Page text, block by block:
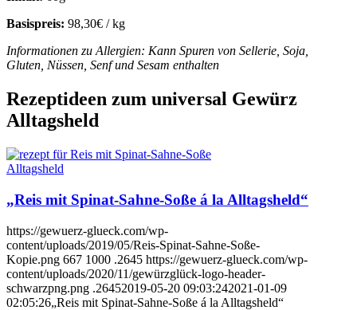
Basispreis: 98,30€ / kg
Informationen zu Allergien: Kann Spuren von Sellerie, Soja,
Gluten, Nüssen, Senf und Sesam enthalten
Rezeptideen zum universal Gewürz
Alltagsheld
Alltagsheld
„Reis mit Spinat-Sahne-Soße á la Alltagsheld“
https://gewuerz-glueck.com/wp-
content/uploads/2019/05/Reis-Spinat-Sahne-Soße-
Kopie.png 667 1000 .2645 https://gewuerz-glueck.com/wp-
content/uploads/2020/11/gewürzglück-logo-header-
schwarzpng.png .26452019-05-20 09:03:242021-01-09
02:05:26„Reis mit Spinat-Sahne-Soße á la Alltagsheld“